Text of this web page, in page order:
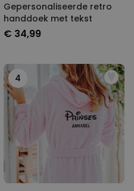
Gepersonaliseerde retro
handdoek met tekst
€ 34,99
4